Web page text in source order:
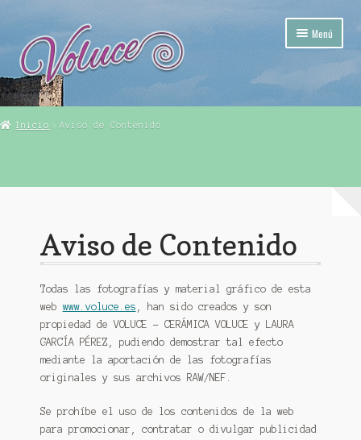
la
navegación
al
contenido
Menú
Mi Pueblo (Calatañazor)
Carrito
Inicio Aviso de Contenido
Aviso de Contenido
Todas las fotografías y material gráfico de esta
webwww.voluce.es , han sido creados y son
propiedad de VOLUCE – CERÁMICA VOLUCE y LAURA
GARCÍA PÉREZ, pudiendo demostrar tal efecto
mediante la aportación de las fotografías
originales y sus archivos RAW/NEF.
Se prohíbe el uso de los contenidos de la web
para promocionar, contratar o divulgar publicidad